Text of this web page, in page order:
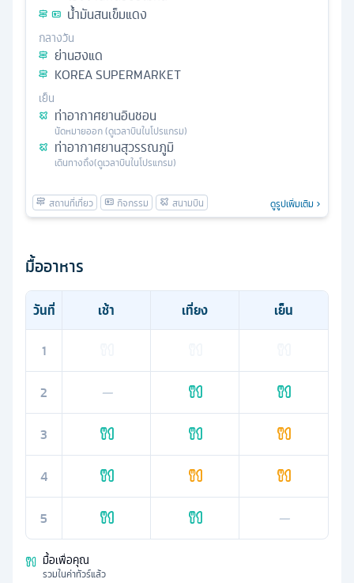
น้ำมันสนเข็มแดง
กลางวัน
ย่านฮงแด
KOREA SUPERMARKET
เย็น
ท่าอากาศยานอินชอน
นัดหมายออก(ดูเวลาบินในโปรแกรม)
ท่าอากาศยานสุวรรณภูมิ
เดินทางถึง(ดูเวลาบินในโปรแกรม)
ดูรูปเพิ่มเติม
มื้ออาหาร
วันที่ เช้า เที่ยง
เย็น
1
2 —
3
4
5 —
มื้อเพื่อคุณ
รวมในค่าทัวร์แล้ว